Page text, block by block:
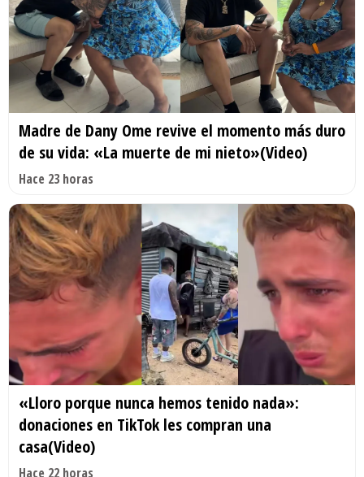
Madre de Dany Ome revive el momento más duro
de su vida: «La muerte de mi nieto»(Video)
Hace 23 horas
«Lloro porque nunca hemos tenido nada»:
donaciones en TikTok les compran una
casa(Video)
Hace 22 horas